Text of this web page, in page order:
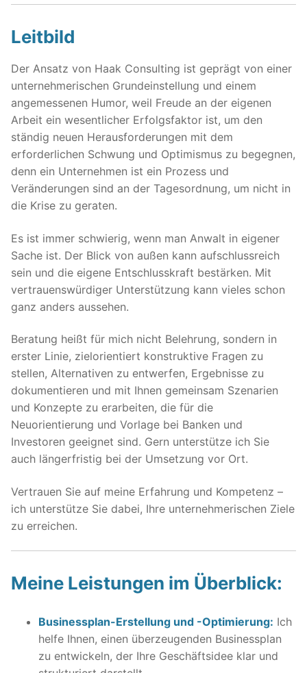
Leitbild
Der Ansatz von Haak Consulting ist geprägt von einer
unternehmerischen Grundeinstellung und einem
angemessenen Humor, weil Freude an der eigenen
Arbeit ein wesentlicher Erfolgsfaktor ist, um den
ständig neuen Herausforderungen mit dem
erforderlichen Schwung und Optimismus zu begegnen,
denn ein Unternehmen ist ein Prozess und
Veränderungen sind an der Tagesordnung, um nicht in
die Krise zu geraten.
Es ist immer schwierig, wenn man Anwalt in eigener
Sache ist. Der Blick von außen kann aufschlussreich
sein und die eigene Entschlusskraft bestärken. Mit
vertrauenswürdiger Unterstützung kann vieles schon
ganz anders aussehen.
Beratung heißt für mich nicht Belehrung, sondern in
erster Linie, zielorientiert konstruktive Fragen zu
stellen, Alternativen zu entwerfen, Ergebnisse zu
dokumentieren und mit Ihnen gemeinsam Szenarien
und Konzepte zu erarbeiten, die für die
Neuorientierung und Vorlage bei Banken und
Investoren geeignet sind. Gern unterstütze ich Sie
auch längerfristig bei der Umsetzung vor Ort.
Vertrauen Sie auf meine Erfahrung und Kompetenz –
ich unterstütze Sie dabei, Ihre unternehmerischen Ziele
zu erreichen.
Meine Leistungen im Überblick:
Businessplan-Erstellung und -Optimierung: Ich
helfe Ihnen, einen überzeugenden Businessplan
zu entwickeln, der Ihre Geschäftsidee klar und